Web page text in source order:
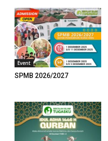
Event
SPMB 2026/2027